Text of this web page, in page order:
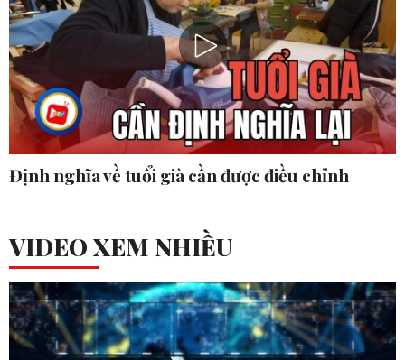
Định nghĩa về tuổi già cần được điều chỉnh
VIDEO XEM NHIỀU